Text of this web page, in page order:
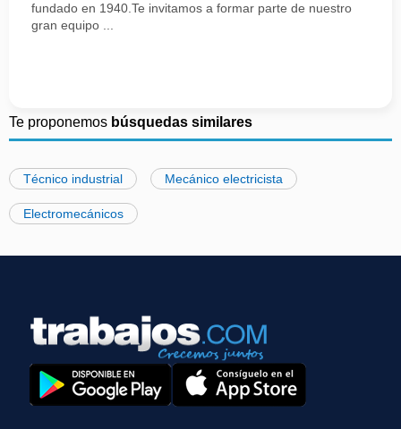
fundado en 1940.Te invitamos a formar parte de nuestro
gran equipo ...
Te proponemos búsquedas similares
Técnico industrial Mecánico electricista
Electromecánicos